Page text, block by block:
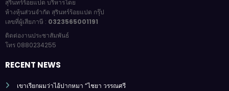
สุรินทร์ร้อยแปด บริหารโดย
ห้างหุ้นส่วนจำกัด สุรินทร์ร้อยแปด กรุ๊ป
เลขที่ผู้เสียภาษี : 0323565001191
ติดต่องานประชาสัมพันธ์
โทร 0880234255
RECENT NEWS
เขาเรียกผมว่าไอ้ปากหมา “ไชยา วรรณศรี